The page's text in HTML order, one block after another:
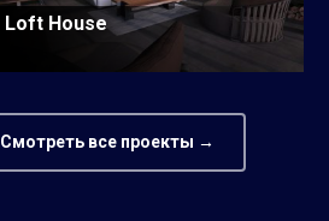
Loft House
Смотреть все проекты →